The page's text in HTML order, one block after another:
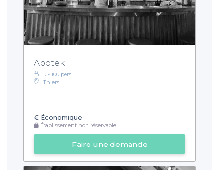
Apotek
10 - 100 pers.
Thiers
€ Économique
Établissement non réservable
Faire une demande